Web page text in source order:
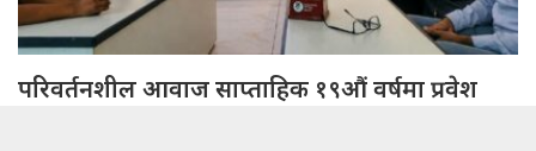
परिवर्तनशील आवाज साप्ताहिक १९औं वर्षमा प्रवेश